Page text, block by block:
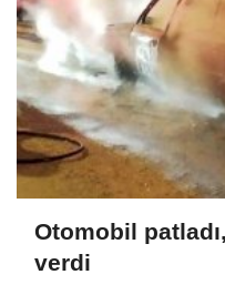
Otomobil
verdi